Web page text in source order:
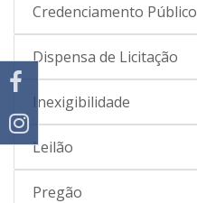
Credenciamento Público
Dispensa de Licitação
Inexigibilidade
Leilão
Pregão